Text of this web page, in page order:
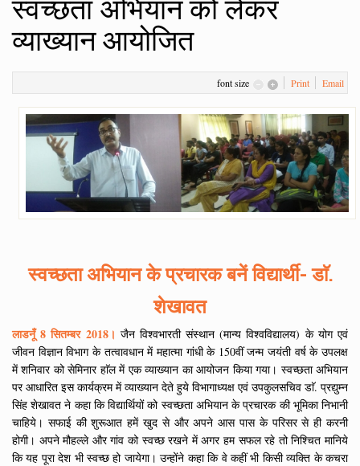
स्वच्छता अभियान को लेकर
व्याख्यान आयोजित
font size Print Email
स्वच्छता अभियान के प्रचारक बनें विद्यार्थी- डाॅ.
शेखावत
लाडनूँ 8 सितम्बर 2018। जैन विश्वभारती संस्थान (मान्य विश्वविद्यालय) के योग एवं
जीवन विज्ञान विभाग के तत्वावधान में महात्मा गांधी के 150वीं जन्म जयंती वर्ष के उपलक्ष
में शनिवार को सेमिनार हाॅल में एक व्याख्यान का आयोजन किया गया। स्वच्छता अभियान
पर आधारित इस कार्यक्रम में व्याख्यान देते हुये विभागाध्यक्ष एवं उपकुलसचिव डाॅ. प्रद्युम्न
सिंह शेखावत ने कहा कि विद्यार्थियों को स्वच्छता अभियान के प्रचारक की भूमिका निभानी
चाहिये। सफाई की शुरूआत हमें खुद से और अपने आस पास के परिसर से ही करनी
होगी। अपने मौहल्ले और गांव को स्वच्छ रखने में अगर हम सफल रहे तो निश्चित मानिये
कि यह पूरा देश भी स्वच्छ हो जायेगा। उन्होंने कहा कि वे कहीं भी किसी व्यक्ति के कचरा